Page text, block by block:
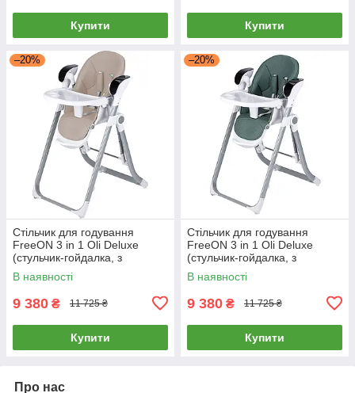
Купити Купити
–20%
Стільчик для годування
FreeON 3 in 1 Oli Deluxe
(стульчик-гойдалка, з
музикою, пульт управління)
Бежевий
В наявності
9 380 ₴ 11 725 ₴
Купити
–20%
Стільчик для годування
FreeON 3 in 1 Oli Deluxe
(стульчик-гойдалка, з
музикою, пульт управління)
Зелений
В наявності
9 380 ₴ 11 725 ₴
Купити
Про нас